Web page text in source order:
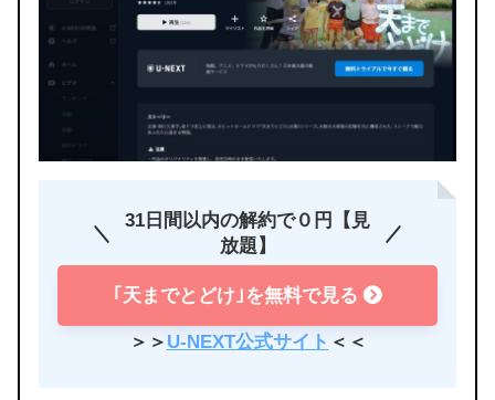
31日間以内の解約で０円【見
放題】
｢天までとどけ｣を無料で見る
＞＞ U-NEXT公式サイト ＜＜